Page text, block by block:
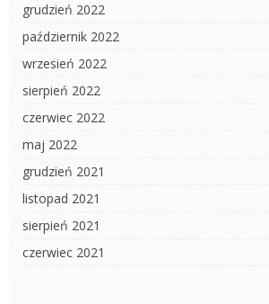
grudzień 2022
październik 2022
wrzesień 2022
sierpień 2022
czerwiec 2022
maj 2022
grudzień 2021
listopad 2021
sierpień 2021
czerwiec 2021